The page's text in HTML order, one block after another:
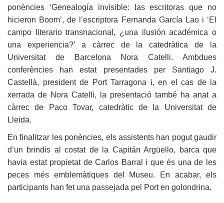
ponències ‘Genealogía invisible: las escritoras que no
hicieron Boom’, de l’escriptora Fernanda García Lao i ‘El
campo literario transnacional, ¿una ilusión académica o
una experiencia?’ a càrrec de la catedràtica de la
Universitat de Barcelona Nora Catelli. Ambdues
conferències han estat presentades per Santiago J.
Castellà, president de Port Tarragona i, en el cas de la
xerrada de Nora Catelli, la presentació també ha anat a
càrrec de Paco Tovar, catedràtic de la Universitat de
Lleida.
En finalitzar les ponències, els assistents han pogut gaudir
d’un brindis al costat de la Capitán Argüello, barca que
havia estat propietat de Carlos Barral i que és una de les
peces més emblemàtiques del Museu. En acabar, els
participants han fet una passejada pel Port en golondrina.